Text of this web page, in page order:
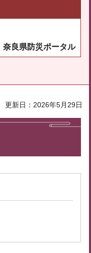
奈良県防災ポータル
更新日：2026年5月29日